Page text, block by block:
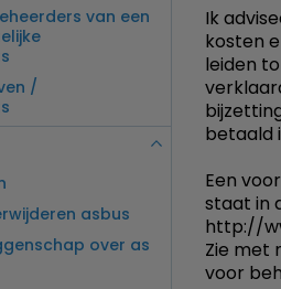
van een
/
asbus
over as
Ik
kosten
leiden
betaald
Een
staat in
http://
Zie met
voor